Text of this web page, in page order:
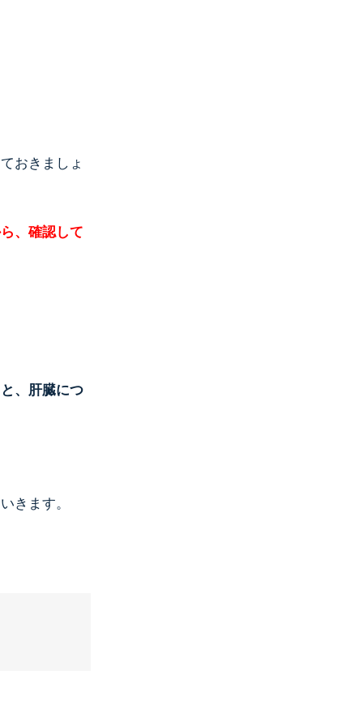
おきましょ
、確認して
、肝臓につ
きます。